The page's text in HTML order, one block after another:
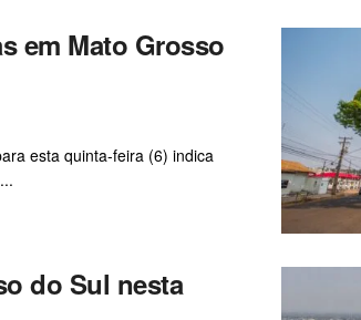
em Mato Grosso
esta quinta-feira (6) indica
do Sul nesta